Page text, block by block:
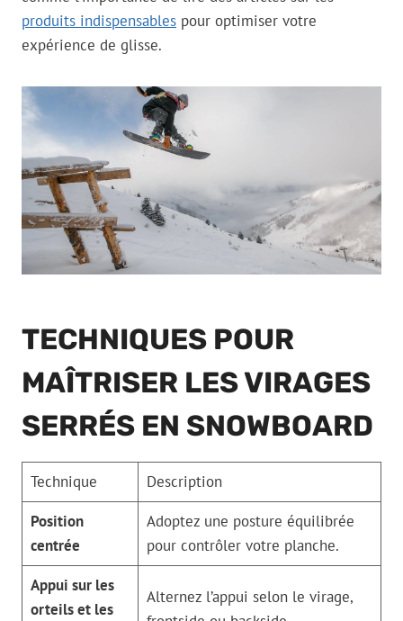
produits indispensables pour optimiser votre
expérience de glisse.
TECHNIQUES POUR
MAÎTRISER LES VIRAGES
SERRÉS EN SNOWBOARD
Technique
Description
Position
centrée
Adoptez une posture équilibrée
pour contrôler votre planche.
Appui sur les
orteils et les
Alternez l’appui selon le virage,